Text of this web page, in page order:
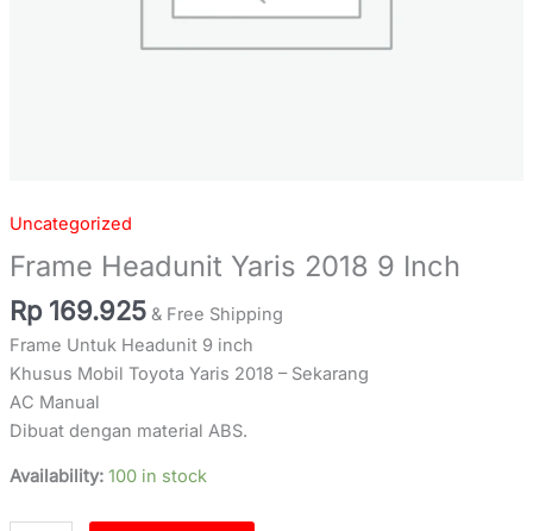
Uncategorized
Frame Headunit Yaris 2018 9 Inch
Rp 169.925 & Free Shipping
Frame Untuk Headunit 9 inch
Khusus Mobil Toyota Yaris 2018 – Sekarang
AC Manual
Dibuat dengan material ABS.
Availability: 100 in stock